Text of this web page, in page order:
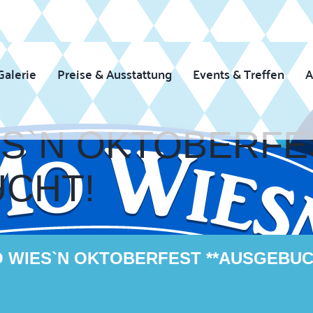
Preise & Ausstattung Events & Treffen
WIES`N OKTOBERFEST